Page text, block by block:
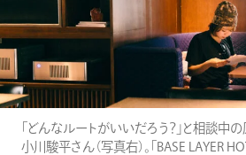
「どんなルートがいいだろう？」と相談中
小川駿平さん（写真右）。「BASE LAYER